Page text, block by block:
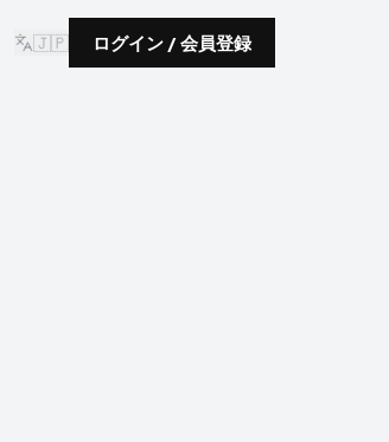
🇯🇵 ログイン / 会員登録